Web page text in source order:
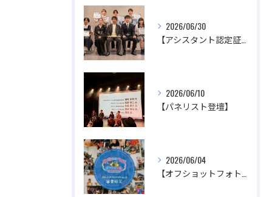
2026/06/30
2026/06/10
【パネリスト登壇】
2026/06/04